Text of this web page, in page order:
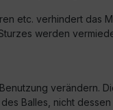
etc. verhindert das
werden
verändern.
Balles, nicht